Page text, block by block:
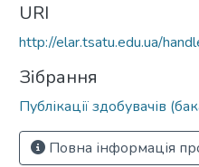
URI
http://elar.tsatu.edu.ua/
Зібрання
Публікації здобувачів
Повна інформація